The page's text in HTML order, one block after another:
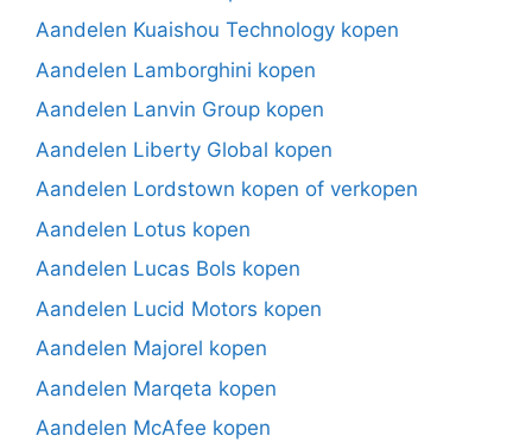
Aandelen Kuaishou Technology kopen
Aandelen Lamborghini kopen
Aandelen Lanvin Group kopen
Aandelen Liberty Global kopen
Aandelen Lordstown kopen of verkopen
Aandelen Lotus kopen
Aandelen Lucas Bols kopen
Aandelen Lucid Motors kopen
Aandelen Majorel kopen
Aandelen Marqeta kopen
Aandelen McAfee kopen